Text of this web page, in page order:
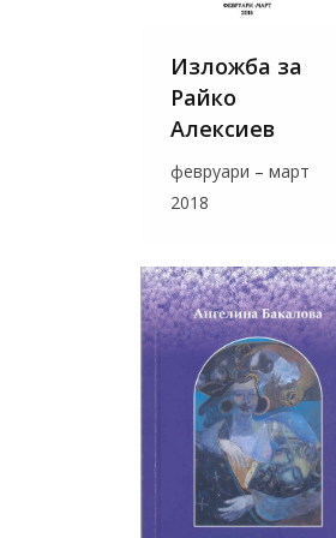
Изложба за
Райко
Алексиев
февруари – март
2018